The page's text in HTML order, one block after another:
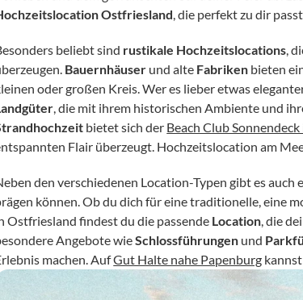
Ostfriesland, die perfekt zu dir
beliebt sind rustikale Hochzeitslocations,
Bauernhäuser und alte Fabriken bieten
oder großen Kreis. Wer es lieber etwas
bietet sich der Beach Club Sonnendeck
Flair überzeugt. Hochzeitslocation am
den verschiedenen Location-Typen gibt es
können. Ob du dich für eine traditionelle, eine
Ostfriesland findest du die passende Location, die
Angebote wie Schlossführungen und
machen. Auf Gut Halte nahe Papenburg